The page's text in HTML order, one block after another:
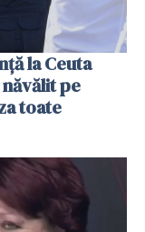
la Ceuta
pe
toate